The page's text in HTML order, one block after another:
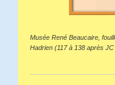
Musée René Beaucaire,
Hadrien (117 à 138 après